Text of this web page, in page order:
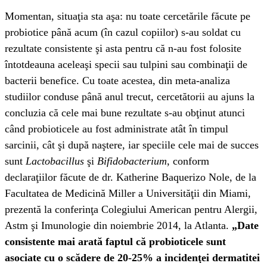
Momentan, situaţia sta aşa: nu toate cercetările făcute pe
probiotice până acum (în cazul copiilor) s-au soldat cu
rezultate consistente şi asta pentru că n-au fost folosite
întotdeauna aceleaşi specii sau tulpini sau combinaţii de
bacterii benefice. Cu toate acestea, din meta-analiza
studiilor conduse până anul trecut, cercetătorii au ajuns la
concluzia că cele mai bune rezultate s-au obţinut atunci
când probioticele au fost administrate atât în timpul
sarcinii, cât şi după naştere, iar speciile cele mai de succes
sunt Lactobacillus şi Bifidobacterium, conform
declaraţiilor făcute de dr. Katherine Baquerizo Nole, de la
Facultatea de Medicină Miller a Universităţii din Miami,
prezentă la conferinţa Colegiului American pentru Alergii,
Astm şi Imunologie din noiembrie 2014, la Atlanta. „Date
consistente mai arată faptul că probioticele sunt
asociate cu o scădere de 20-25% a incidenţei dermatitei